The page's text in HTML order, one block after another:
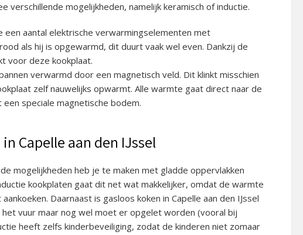
verschillende mogelijkheden, namelijk keramisch of inductie.
een aantal elektrische verwarmingselementen met
als hij is opgewarmd, dit duurt vaak wel even. Dankzij de
voor deze kookplaat.
verwarmd door een magnetisch veld. Dit klinkt misschien
zelf nauwelijks opwarmt. Alle warmte gaat direct naar de
speciale magnetische bodem.
Capelle aan den IJssel
mogelijkheden heb je te maken met gladde oppervlakken
kookplaten gaat dit net wat makkelijker, omdat de warmte
Daarnaast is gasloos koken in Capelle aan den IJssel
vuur maar nog wel moet er opgelet worden (vooral bij
heeft zelfs kinderbeveiliging, zodat de kinderen niet zomaar